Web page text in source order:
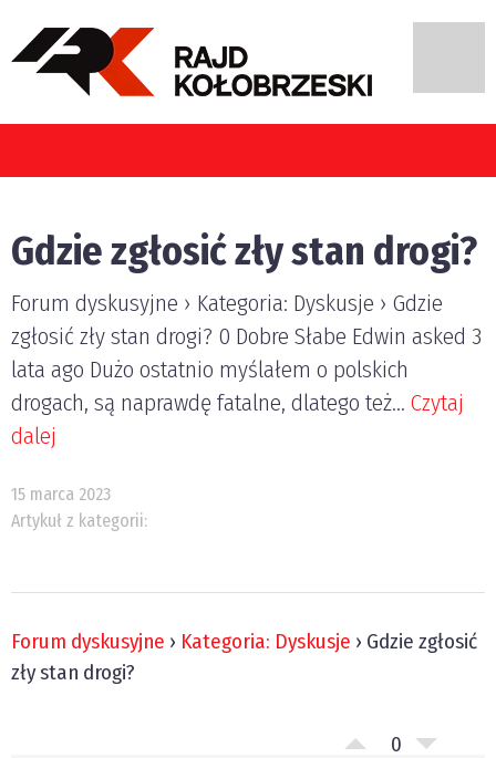
Gdzie zgłosić zły stan drogi?
Forum dyskusyjne › Kategoria: Dyskusje › Gdzie
zgłosić zły stan drogi? 0 Dobre Słabe Edwin asked 3
lata ago Dużo ostatnio myślałem o polskich
drogach, są naprawdę fatalne, dlatego też... Czytaj
dalej
15 marca 2023
Artykuł z kategorii:
Forum dyskusyjne › Kategoria: Dyskusje › Gdzie zgłosić
zły stan drogi?
0